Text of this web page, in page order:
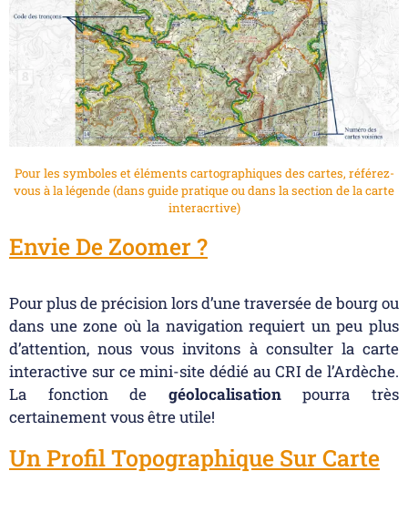
Pour les symboles et éléments cartographiques des cartes, référez-
vous à la légende (dans guide pratique ou dans la section de la carte
interacrtive)
Envie De Zoomer ?
Pour plus de précision lors d’une traversée de bourg ou
dans une zone où la navigation requiert un peu plus
d’attention, nous vous invitons à consulter la carte
interactive sur ce mini-site dédié au CRI de l’Ardèche.
La fonction de géolocalisationpourra très
certainement vous être utile!
Un Profil Topographique Sur Carte